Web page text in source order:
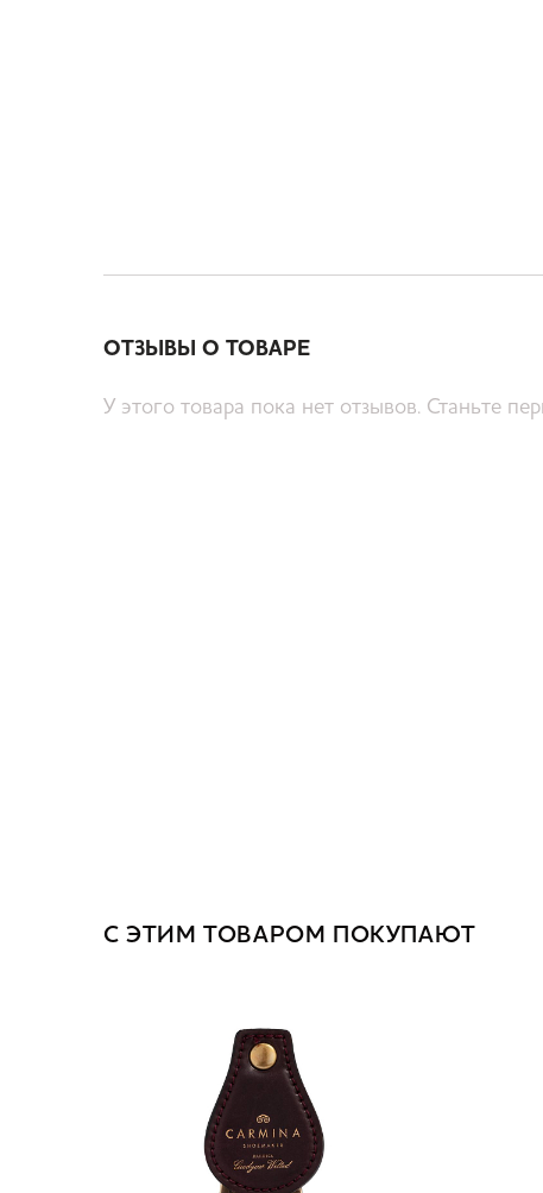
ОТЗЫВЫ О ТОВАРЕ
У этого товара пока нет отзывов. Станьте
С ЭТИМ ТОВАРОМ ПОКУПАЮТ